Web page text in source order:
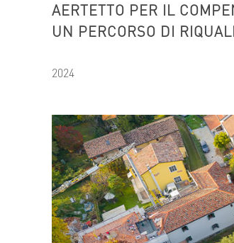
AERTETTO PER IL
UN PERCORSO DI
2024